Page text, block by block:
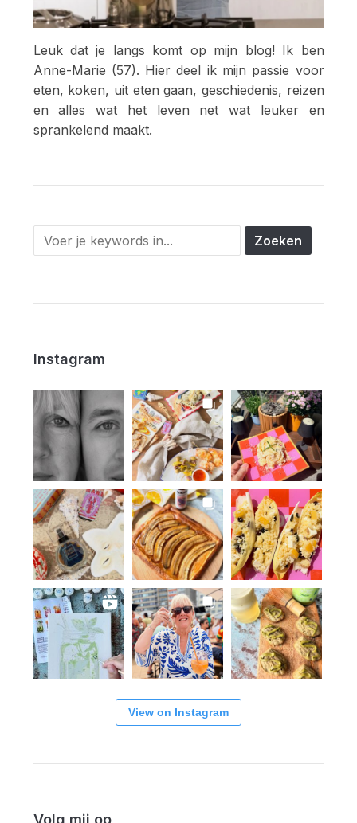
Leuk dat je langs komt op mijn blog! Ik ben
Anne-Marie (57). Hier deel ik mijn passie voor
eten, koken, uit eten gaan, geschiedenis, reizen
en alles wat het leven net wat leuker en
sprankelend maakt.
Instagram
View on Instagram
Volg mij op